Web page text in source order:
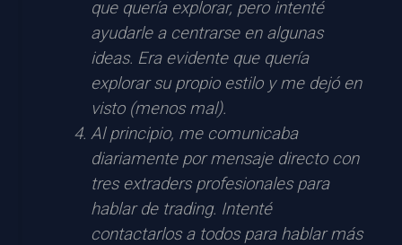
que quería explorar, pero intenté
ayudarle a centrarse en algunas
ideas. Era evidente que quería
explorar su propio estilo y me dejó en
visto (menos mal).
Al principio, me comunicaba
diariamente por mensaje directo con
tres extraders profesionales para
hablar de trading. Intenté
contactarlos a todos para hablar más